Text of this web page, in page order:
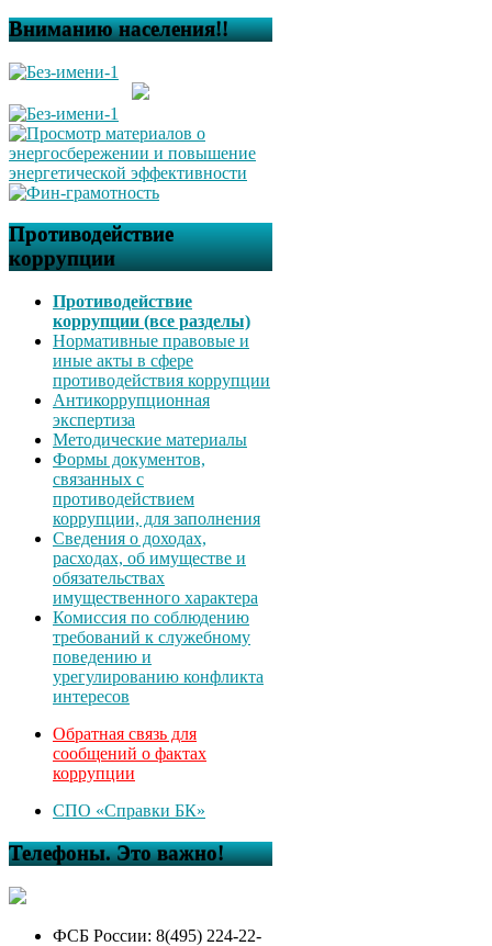
Вниманию населения!!
Противодействие
коррупции
Противодействие
коррупции (все разделы)
Нормативные правовые и
иные акты в сфере
противодействия коррупции
Антикоррупционная
экспертиза
Методические материалы
Формы документов,
связанных с
противодействием
коррупции, для заполнения
Сведения о доходах,
расходах, об имуществе и
обязательствах
имущественного характера
Комиссия по соблюдению
требований к служебному
поведению и
урегулированию конфликта
интересов
Обратная связь для
сообщений о фактах
коррупции
СПО «Справки БК»
Телефоны. Это важно!
ФСБ России: 8(495) 224-22-